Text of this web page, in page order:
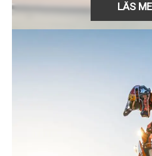
LÄS